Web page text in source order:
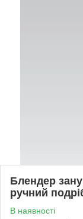
Блендер
ручний
В наявності